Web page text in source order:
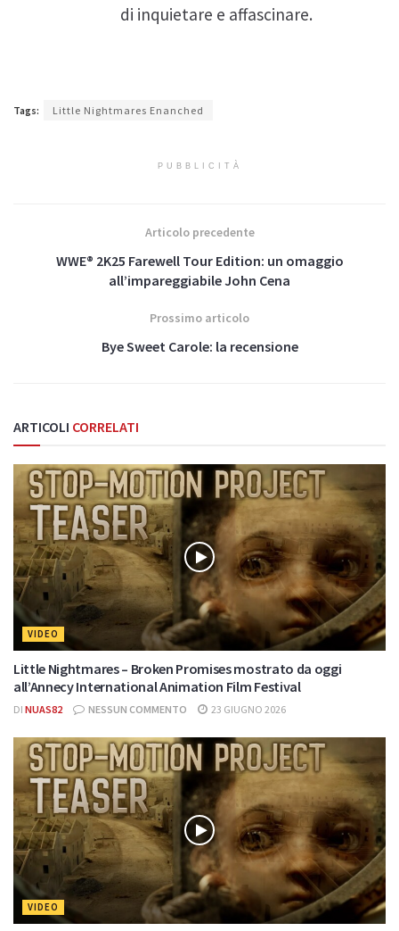
di inquietare e affascinare.
Tags: Little Nightmares Enanched
PUBBLICITÀ
Articolo precedente
WWE® 2K25 Farewell Tour Edition: un omaggio
all’impareggiabile John Cena
Prossimo articolo
Bye Sweet Carole: la recensione
ARTICOLI CORRELATI
VIDEO
Little Nightmares – Broken Promises mostrato da oggi
all’Annecy International Animation Film Festival
DI NUAS82 NESSUN COMMENTO 23 GIUGNO 2026
VIDEO